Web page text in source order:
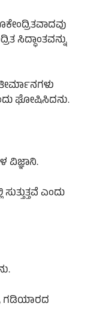
ಸಿದ್ಧಾಂತವನ್ನು
ಘೋಷಿಸಿದನು.
ವಿಜ್ಞಾನಿ.
ಎಂದು
ಗಡಿಯಾರದ